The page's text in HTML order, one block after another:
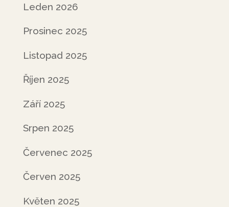
Leden 2026
Prosinec 2025
Listopad 2025
Říjen 2025
Září 2025
Srpen 2025
Červenec 2025
Červen 2025
Květen 2025